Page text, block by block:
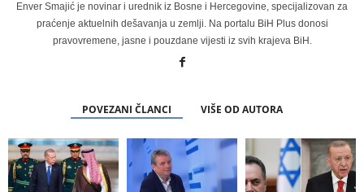
Enver Smajić je novinar i urednik iz Bosne i Hercegovine, specijalizovan za
praćenje aktuelnih dešavanja u zemlji. Na portalu BiH Plus donosi
pravovremene, jasne i pouzdane vijesti iz svih krajeva BiH.
POVEZANI ČLANCI VIŠE OD AUTORA